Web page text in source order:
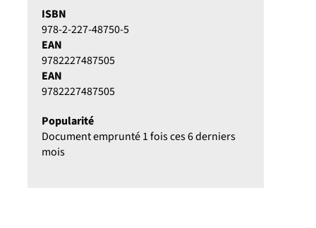
ISBN
978-2-227-48750-5
EAN
9782227487505
EAN
9782227487505
Popularité
Document emprunté 1 fois ces 6 derniers
mois